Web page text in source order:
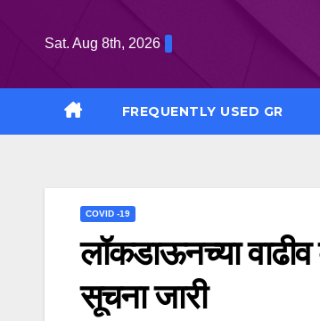
Sat. Aug 8th, 2026
FREQUENTLY USED GR
COVID -19
लॉकडाऊनच्या वाढीव
सूचना जारी